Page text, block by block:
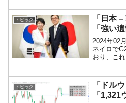
ます。ソ
交通公社
ウォン」
トピック
「日本
「強い
2024年02
ネイロで
おり、こ
が行われ
らんで、
んが退任
権二代目
トピック
「ドル
「1,321